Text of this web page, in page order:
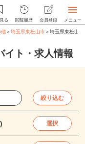
る 閲覧履歴 会員登録 メニュー
他＞埼玉県東松山市＞埼玉県東松山
イト・求人情報
絞り込む
選択